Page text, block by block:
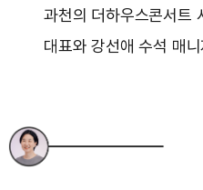
과천의 더하우스콘서트
대표와 강선애 수석 매